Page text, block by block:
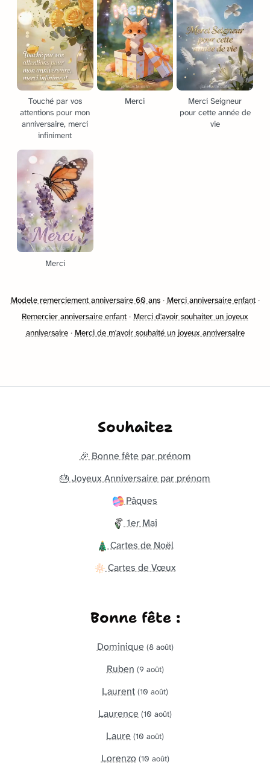
Touché par vos
attentions pour mon
anniversaire, merci
infiniment
Merci
Merci Seigneur
pour cette année de
vie
Merci
Modele remerciement anniversaire 60 ans· Merci anniversaire enfant·
Remercier anniversaire enfant · Merci d'avoir souhaiter un joyeux
anniversaire· Merci de m'avoir souhaité un joyeux anniversaire
Souhaitez
🎉 Bonne fête par prénom
🎂 Joyeux Anniversaire par prénom
Pâques
1er Mai
Cartes de Noël
Cartes de Vœux
Bonne fête :
Dominique (8 août)
Ruben (9 août)
Laurent (10 août)
Laurence (10 août)
Laure (10 août)
Lorenzo (10 août)